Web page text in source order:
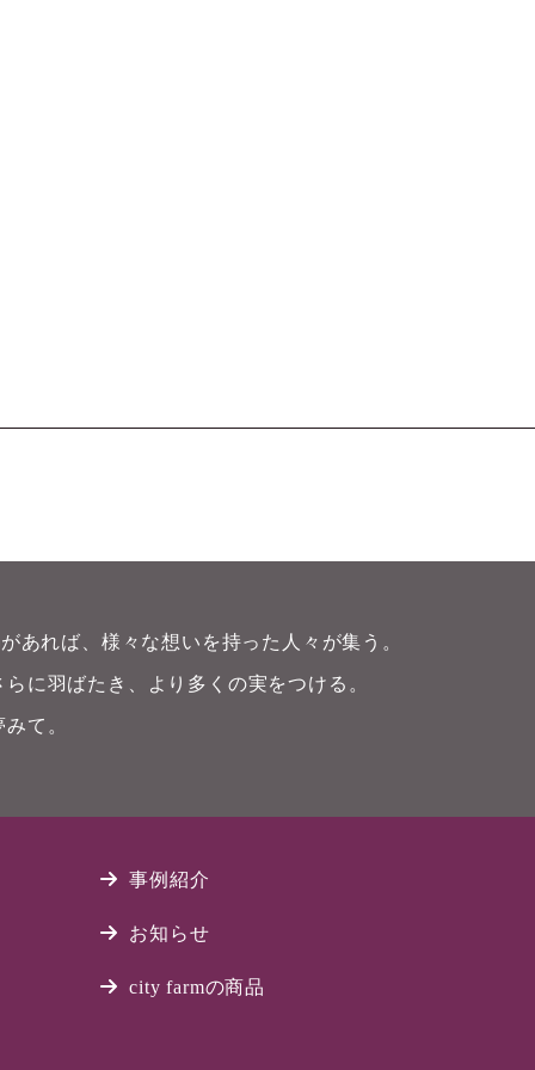
あれば、様々な想いを持った人々が集う。
に羽ばたき、より多くの実をつける。
て。
事例紹介
お知らせ
city farmの商品